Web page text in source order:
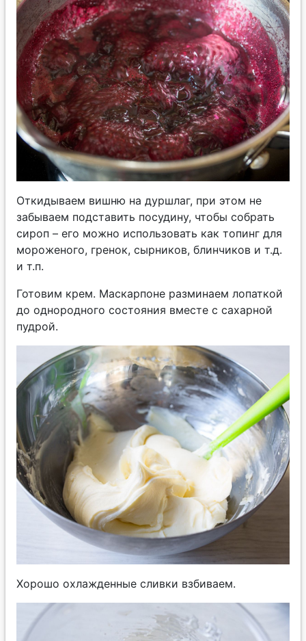
Откидываем вишню на дуршлаг, при этом не
забываем подставить посудину, чтобы собрать
сироп – его можно использовать как топинг для
мороженого, гренок, сырников, блинчиков и т.д.
и т.п.
Готовим крем. Маскарпоне разминаем лопаткой
до однородного состояния вместе с сахарной
пудрой.
Хорошо охлажденные сливки взбиваем.